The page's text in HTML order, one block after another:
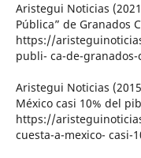
Aristegui Noticias
Pública” de Granados
https://
publi- ca-de-
Aristegui Noticias
México casi 10% del
https://
cuesta-a-mexico- casi-